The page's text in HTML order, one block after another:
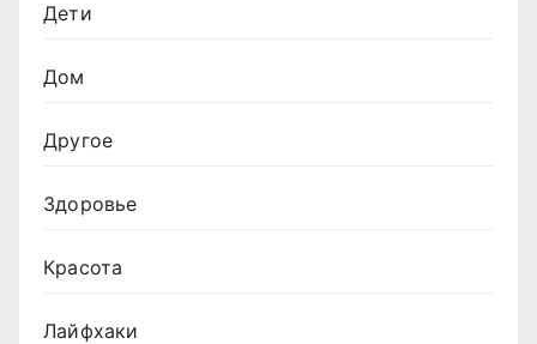
Дети
Дом
Другое
Здоровье
Красота
Лайфхаки